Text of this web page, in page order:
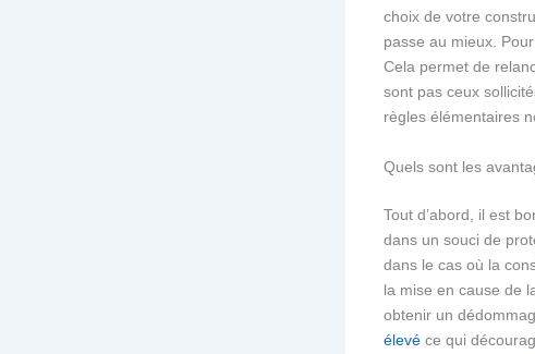
choix de votre
passe au mieux.
Cela permet de
sont pas ceux
règles élémentaires
Quels sont les
Tout d’abord, il est
dans un souci de
dans le cas où la
la mise en cause de
obtenir un
élevé ce qui